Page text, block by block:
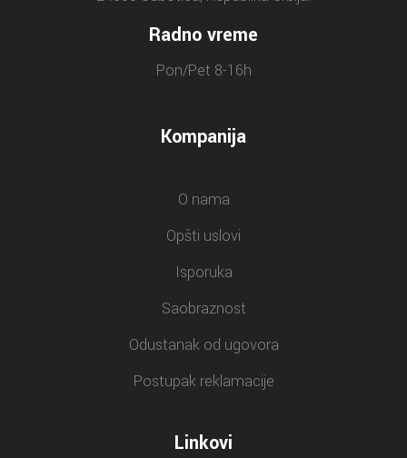
Radno vreme
Pon/Pet 8-16h
Kompanija
O nama
Opšti uslovi
Isporuka
Saobraznost
Odustanak od ugovora
Postupak reklamacije
Linkovi